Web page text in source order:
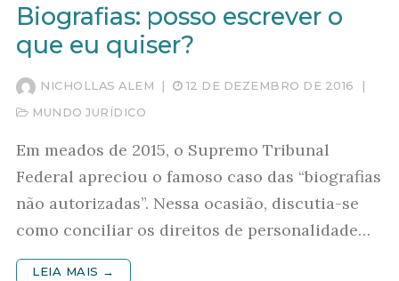
Biografias: posso escrever o
que eu quiser?
NICHOLLAS ALEM | 12 DE DEZEMBRO DE 2016
|
MUNDO JURÍDICO
Em meados de 2015, o Supremo Tribunal
Federal apreciou o famoso caso das “biografias
não autorizadas”. Nessa ocasião, discutia-se
como conciliar os direitos de personalidade…
LEIA MAIS →